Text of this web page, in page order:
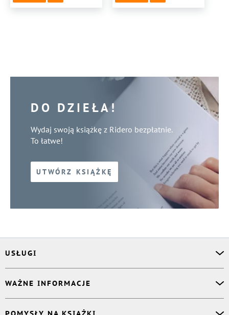
DO DZIEŁA!
Wydaj swoją książkę z Ridero bezpłatnie.
To łatwe!
UTWÓRZ KSIĄŻKĘ
USŁUGI
Korektor
Projektant okładki
WAŻNE INFORMACJE